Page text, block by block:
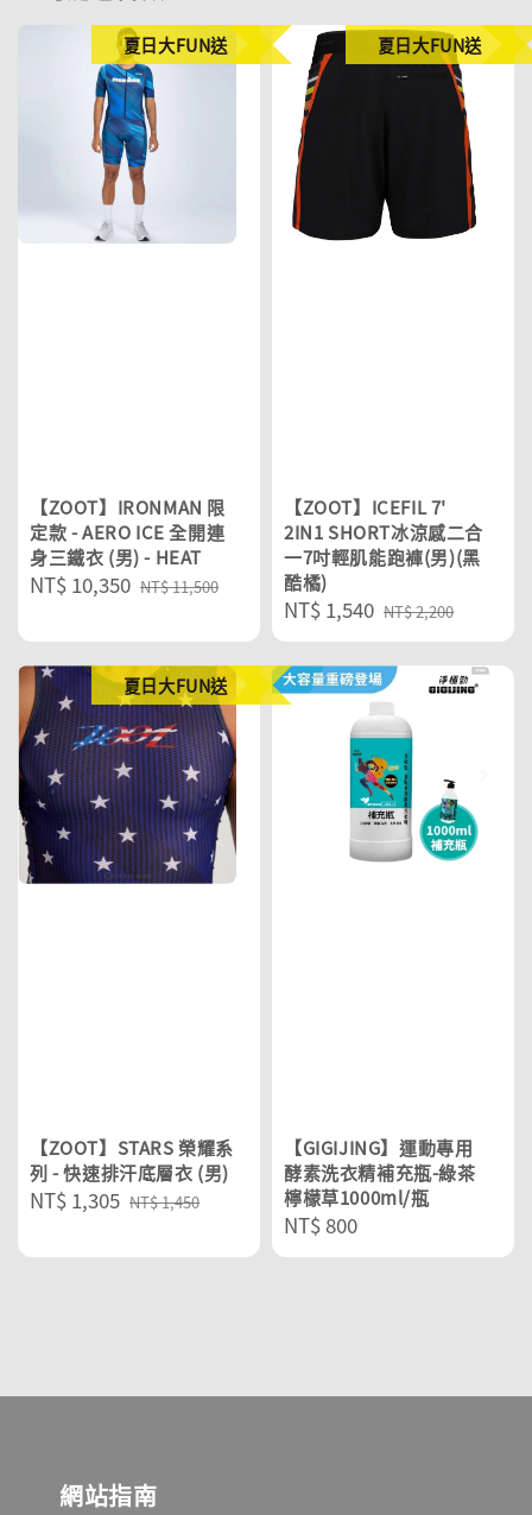
夏日大FUN送
【ZOOT】IRONMAN 限
定款 - AERO ICE 全開連
身三鐵衣 (男) - HEAT
Sale
NT$ 10,350 Regular
NT$ 11,500
夏日大FUN送
【ZOOT】ICEFIL 7'
2IN1 SHORT冰涼感二合
一7吋輕肌能跑褲(男)(黑
酷橘)
Sale
price
NT$ 1,540 Regular
price
NT$ 2,200
夏日大FUN送
【ZOOT】STARS 榮耀系
列 - 快速排汗底層衣 (男)
Sale
NT$ 1,305 Regular
NT$ 1,450
【GIGIJING】運動專用
酵素洗衣精補充瓶-綠茶
檸檬草1000ml/瓶
Regular
price
NT$ 800
網站指南